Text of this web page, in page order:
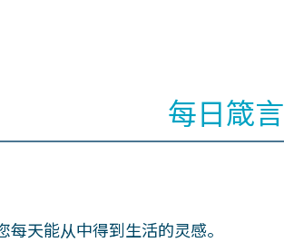
每日箴言
天能从中得到生活的灵感。